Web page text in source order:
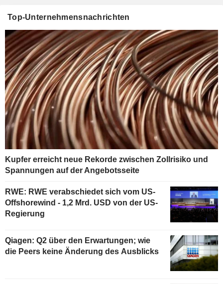
Top-Unternehmensnachrichten
Kupfer erreicht neue Rekorde zwischen Zollrisiko und
Spannungen auf der Angebotsseite
RWE: RWE verabschiedet sich vom US-
Offshorewind - 1,2 Mrd. USD von der US-
Regierung
Qiagen: Q2 über den Erwartungen; wie
die Peers keine Änderung des Ausblicks